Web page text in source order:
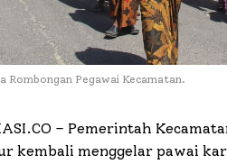
Rombongan Pegawai Kecamatan.
– Pemerintah
kembali menggelar pawai